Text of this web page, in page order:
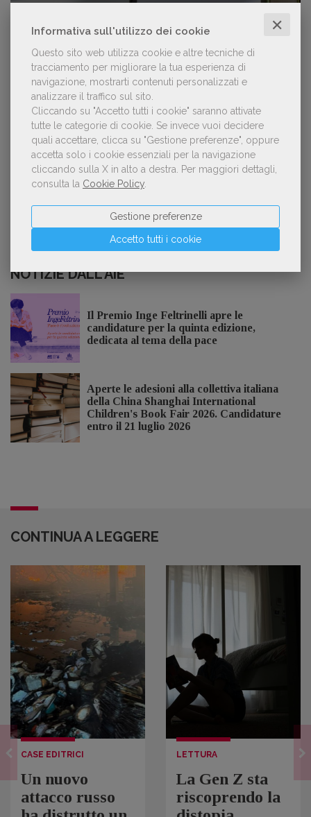
Informativa sull'utilizzo dei cookie ✕
Questo sito web utilizza cookie e altre tecniche di
tracciamento per migliorare la tua esperienza di
navigazione, mostrarti contenuti personalizzati e
analizzare il traffico sul sito.
Cliccando su "Accetto tutti i cookie" saranno attivate
tutte le categorie di cookie. Se invece vuoi decidere
quali accettare, clicca su "Gestione preferenze", oppure
accetta solo i cookie essenziali per la navigazione
cliccando sulla X in alto a destra.
Per maggiori dettagli,
consulta la Cookie Policy
Accetto tutti i cookie
Gestione preferenze
Con Nolan l’Odissea torna al cinema e cresce in
libreria
Forse è il momento di cambiare prospettiva
sull’intelligenza artificiale
Kobo ha rifiutato il 45% dei testi ricevuti per
NOTIZIE DALL'AIE
Il Premio Inge Feltrinelli apre le
candidature per la quinta edizione,
dedicata al tema della pace
Aperte le adesioni alla collettiva italiana
della China Shanghai International
Children's Book Fair 2026. Candidature
entro il 21 luglio 2026
CONTINUA A LEGGERE
CASE EDITRICI
Un nuovo
attacco russo
LETTURA
La Gen Z sta
riscoprendo la